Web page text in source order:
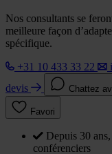
Nos consultants se
meilleure façon
spécifique.
+31 10 433 33 22
devis
Chattez
Favori
Depuis 30
conférenciers